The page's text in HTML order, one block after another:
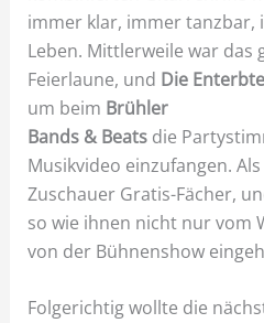
immer klar, immer tanzbar,
Leben. Mittlerweile war das
Feierlaune, und Die
um beim Brühler
Bands & Beats die
Musikvideo einzufangen. Als
Zuschauer Gratis-Fächer,
so wie ihnen nicht nur vom
von der Bühnenshow
Folgerichtig wollte die